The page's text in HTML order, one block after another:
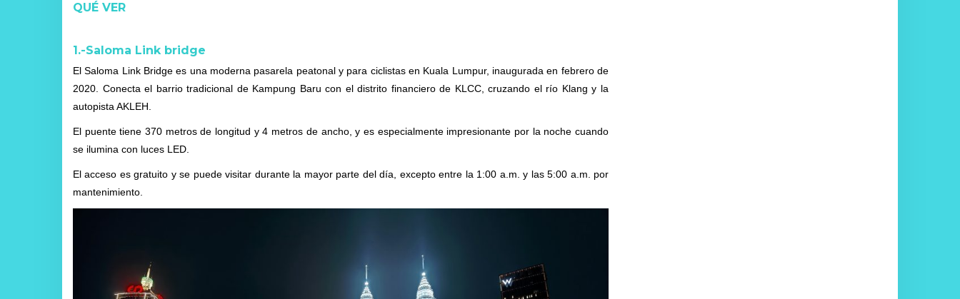
QUÉ VER
1.-Saloma Link bridge
El Saloma Link Bridge es una moderna pasarela peatonal y para ciclistas en Kuala Lumpur, inaugurada en febrero de
2020. Conecta el barrio tradicional de Kampung Baru con el distrito financiero de KLCC, cruzando el río Klang y la
autopista AKLEH.
El puente tiene 370 metros de longitud y 4 metros de ancho, y es especialmente impresionante por la noche cuando
se ilumina con luces LED.
El acceso es gratuito y se puede visitar durante la mayor parte del día, excepto entre la 1:00 a.m. y las 5:00 a.m. por
mantenimiento.